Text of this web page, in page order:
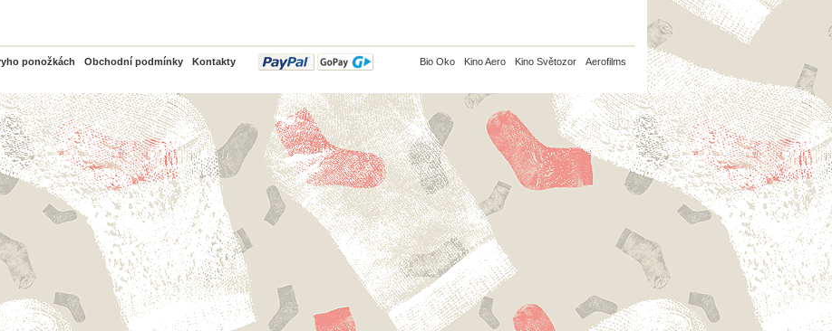
ponožkách Obchodní podmínky Kontakty
PayPal Bio Oko Kino Aero Kino Světozor Aerofilms